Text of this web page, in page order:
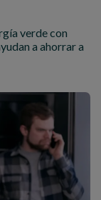
verde con
a ahorrar a